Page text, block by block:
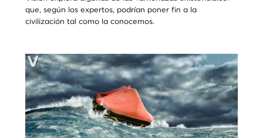
que, según los expertos, podrían poner fin a la
civilización tal como la conocemos.